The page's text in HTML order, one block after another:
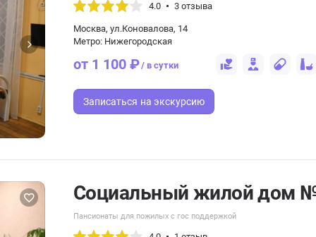
4.0 3 отзыва
Москва, ул.Коновалова, 14
Метро: Нижегородская
от 1 100 ₽/ в сутки
Записаться на экскурсию
Социальный жилой дом
Пансионаты для пожилых с гос поддержкой